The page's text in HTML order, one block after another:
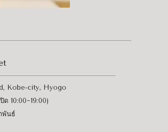
Kobe-city, Hyogo
ด 10:00~19:00)
พันธ์